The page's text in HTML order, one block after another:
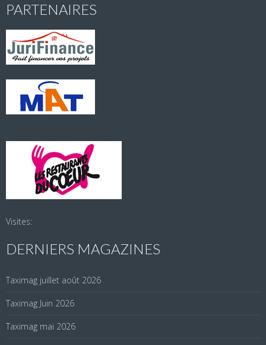
PARTENAIRES
Visites:
DERNIERS MAGAZINES
Taximag juillet août 2026
Taximag Juin 2026
Taximag mai 2026